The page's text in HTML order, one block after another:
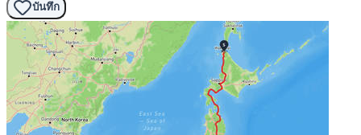
บันทึก